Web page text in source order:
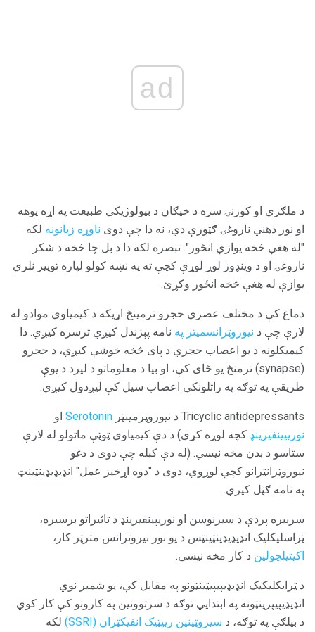
ad
د ملګري او کورنۍ سره د خپګان د بیولوژیکي طبيعت په اړه پوهه
او نور ذهني ناروغۍ ګټورې دي، نه دا چې دوی ناوړه زیانونه لکه
"له هغې څخه یوازې انځور". تبصره لکه دا د بل چا څخه د شکر
ناروغۍ او د وینډوز لوړ لوړې کچې ته په نښه کولو لپاره توپیر نلري
یوازې له هغې څخه انځور وکړئ.
دماغ کې د مختلف عصري حجرو ترمینځ اړیکه د کیمیاوي موادو له
لارې چې د نیوروټرانسمیتر په نامه پېژندل کیږي ترسره کیږي. دا
کیمیکلونه د یو اعصاب حجري د پای څخه خوشې کیږي، د حجرو
(synapse) ترمنځ یو ځای کې، او بیا د معلوماتو د لیږد د یوې
طریقې په توګه په راتلونکي اعصاب سیل کې لیږدول کیږي.
Tricyclic antidepressants د نیوروټرمینټر Serotonin او
نوریپینفیرینډ کچه لوړه کړي) د دې کیمیاوي ټوټې ماتولو له لارې
ستاسو د بدن مخه نیسي. (له دې کبله چې دوی د دغو
نیوروټرانټرانو کچې لوړوي، دوی د "دوه اړخیز عمل" انډیډیډینټینټ
په نامه ګڼل کیږي.
سربیره پردې د سیرنوسن او نوریپینفیرینډ د تاثیراتو برسیره،
ټراسلیکلیک انډیډیډینټینټس د یو نور نیروترانس مترټر کار،
اکیتیلچولین د کار مخه نیسي.
د ټرایکلیکیک انډیډیپيپیټینټونو په مقابل کې، یو شمیر نوي
انډیډیپيپرینټونه په ابتدايي توګه د سرتوونین په کارونو کې کار کوي.
د بیلګې په توګه، د سیروټینین ریپټیک انفیکټران (SSRI) لکه